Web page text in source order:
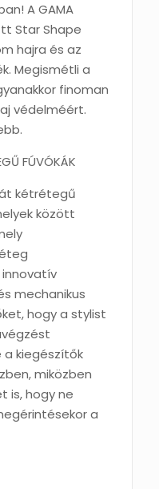
A GAMA
Star Shape
hajra és az
Megismétli a
finoman
védelméért.
FÚVÓKÁK
kétrétegű
között
mechanikus
hogy a stylist
kiegészítők
miközben
is, hogy ne
a